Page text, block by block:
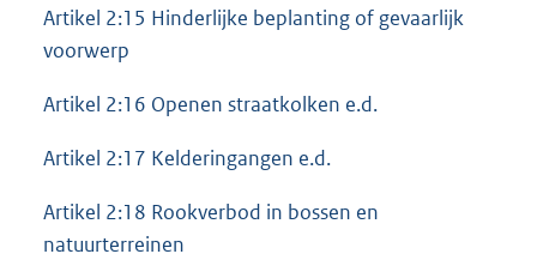
Artikel 2:15 Hinderlijke beplanting of gevaarlijk
voorwerp
Artikel 2:16 Openen straatkolken e.d.
Artikel 2:17 Kelderingangen e.d.
Artikel 2:18 Rookverbod in bossen en
natuurterreinen